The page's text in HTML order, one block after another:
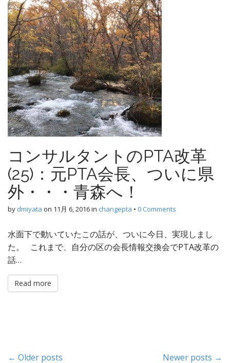
コンサルタントのPTA改革
(25)：元PTA会長、ついに県
外・・・青森へ！
by dmiyata on 11月 6, 2016in changepta • 0 Comments
水面下で動いていたこの話が、ついに今日、実現しまし
た。 これまで、自分の区の会長情報交換会でPTA改革の
話…
Read more
P
← Older posts Newer posts →